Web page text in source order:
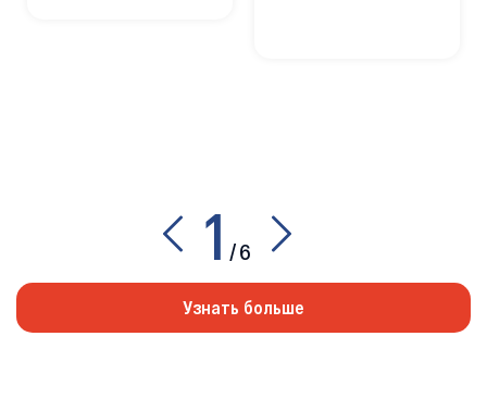
1 /6
Узнать больше